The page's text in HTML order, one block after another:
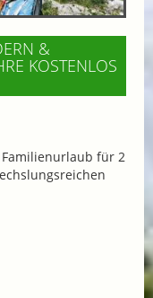
&
KOSTENLOS
für 2